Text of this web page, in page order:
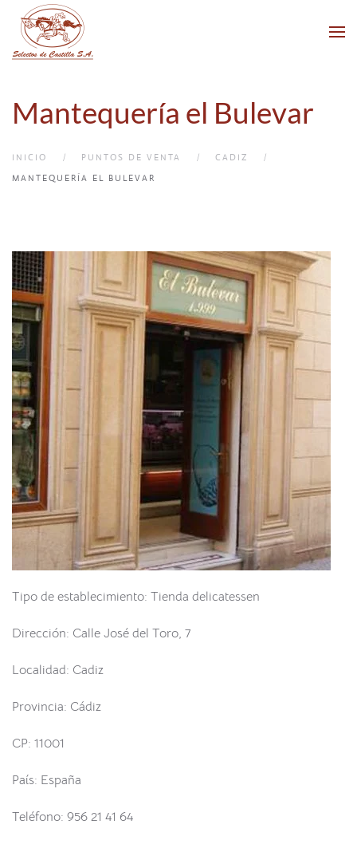
Skip to main content
Mantequería el Bulevar
INICIO PUNTOS DE VENTA
CADIZ
MANTEQUERÍA EL BULEVAR
Tipo de establecimiento: Tienda delicatessen
Dirección: Calle José del Toro, 7
Localidad: Cadiz
Provincia: Cádiz
CP: 11001
País: España
Teléfono: 956 21 41 64